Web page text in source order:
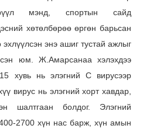
мэнд, спортын сайд
хөтөлбөрөө өргөн барьсан
энэ ашиг тустай ажлыг
юм. Ж.Амарсанаа хэлэхдээ
хувь нь элэгний С вирусээр
вирус нь элэгний хорт хавдар,
шалтгаан болдог. Элэгний
2700 хүн нас барж, хүн амын